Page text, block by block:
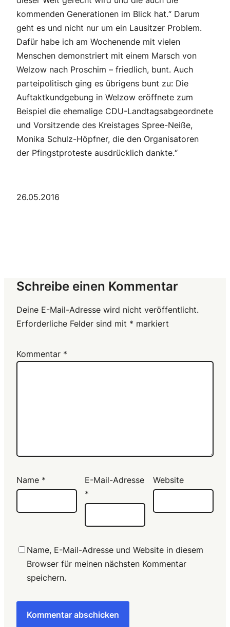
kommenden Generationen im Blick hat.“ Darum
geht es und nicht nur um ein Lausitzer Problem.
Dafür habe ich am Wochenende mit vielen
Menschen demonstriert mit einem Marsch von
Welzow nach Proschim – friedlich, bunt. Auch
parteipolitisch ging es übrigens bunt zu: Die
Auftaktkundgebung in Welzow eröffnete zum
Beispiel die ehemalige CDU-Landtagsabgeordnete
und Vorsitzende des Kreistages Spree-Neiße,
Monika Schulz-Höpfner, die den Organisatoren
der Pfingstproteste ausdrücklich dankte.“
26.05.2016
Schreibe einen Kommentar
Deine E-Mail-Adresse wird nicht veröffentlicht.
Erforderliche Felder sind mit * markiert
Kommentar *
Name *
E-Mail-Adresse
*
Website
Name, E-Mail-Adresse und Website in diesem
Browser für meinen nächsten Kommentar
speichern.